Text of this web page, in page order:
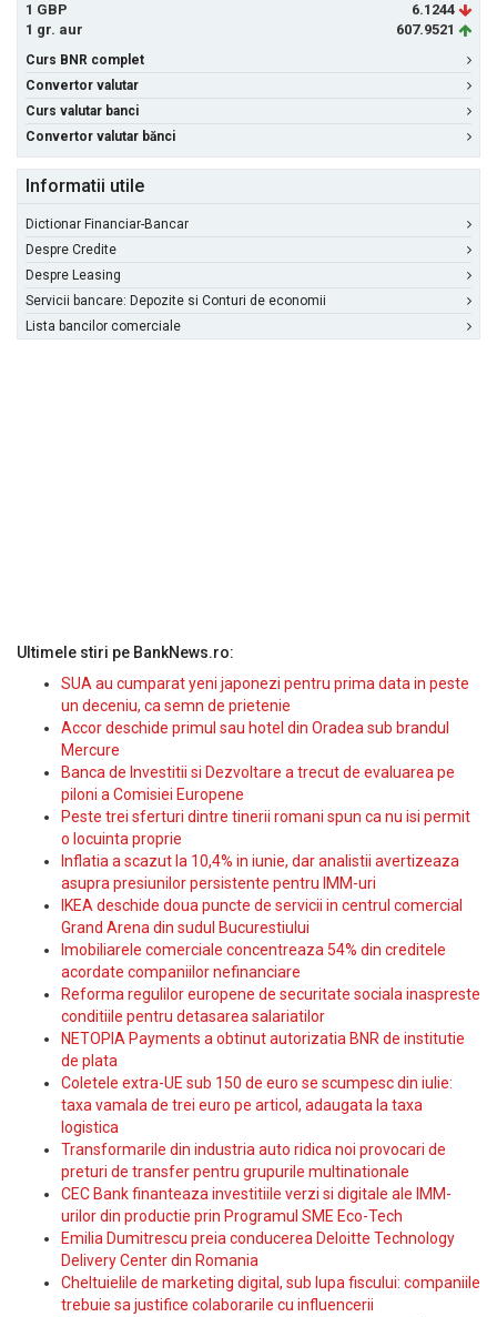
1 GBP
6.1244
1 gr. aur
607.9521
Curs BNR complet
Convertor valutar
Curs valutar banci
Convertor valutar bănci
Informatii utile
Dictionar Financiar-Bancar
Despre Credite
Despre Leasing
Servicii bancare: Depozite si Conturi de economii
Lista bancilor comerciale
Ultimele stiri pe BankNews.ro:
SUA au cumparat yeni japonezi pentru prima data in peste
un deceniu, ca semn de prietenie
Accor deschide primul sau hotel din Oradea sub brandul
Mercure
Banca de Investitii si Dezvoltare a trecut de evaluarea pe
piloni a Comisiei Europene
Peste trei sferturi dintre tinerii romani spun ca nu isi permit
o locuinta proprie
Inflatia a scazut la 10,4% in iunie, dar analistii avertizeaza
asupra presiunilor persistente pentru IMM-uri
IKEA deschide doua puncte de servicii in centrul comercial
Grand Arena din sudul Bucurestiului
Imobiliarele comerciale concentreaza 54% din creditele
acordate companiilor nefinanciare
Reforma regulilor europene de securitate sociala inaspreste
conditiile pentru detasarea salariatilor
NETOPIA Payments a obtinut autorizatia BNR de institutie
de plata
Coletele extra-UE sub 150 de euro se scumpesc din iulie:
taxa vamala de trei euro pe articol, adaugata la taxa
logistica
Transformarile din industria auto ridica noi provocari de
preturi de transfer pentru grupurile multinationale
CEC Bank finanteaza investitiile verzi si digitale ale IMM-
urilor din productie prin Programul SME Eco-Tech
Emilia Dumitrescu preia conducerea Deloitte Technology
Delivery Center din Romania
Cheltuielile de marketing digital, sub lupa fiscului: companiile
trebuie sa justifice colaborarile cu influencerii